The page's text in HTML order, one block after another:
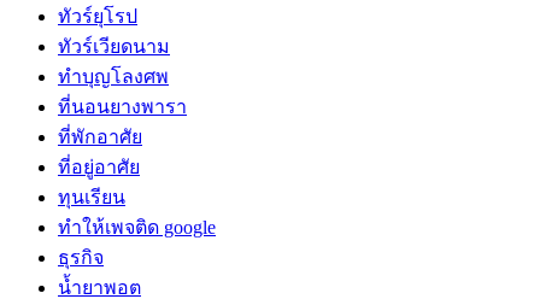
ทัวร์ยุโรป
ทัวร์เวียดนาม
ทำบุญโลงศพ
ที่นอนยางพารา
ที่พักอาศัย
ที่อยู่อาศัย
ทุนเรียน
ทําให้เพจติด google
ธุรกิจ
น้ำยาพอต